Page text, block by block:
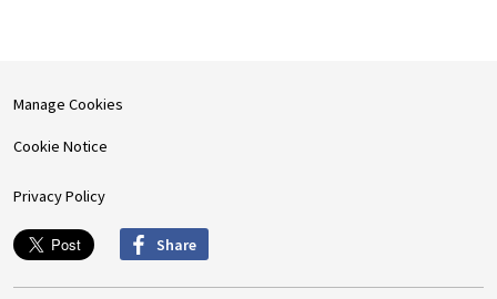
Manage Cookies
Cookie Notice
Privacy Policy
Share